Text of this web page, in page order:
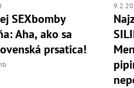
SEXbomby
Aha, ako sa
prsatica!